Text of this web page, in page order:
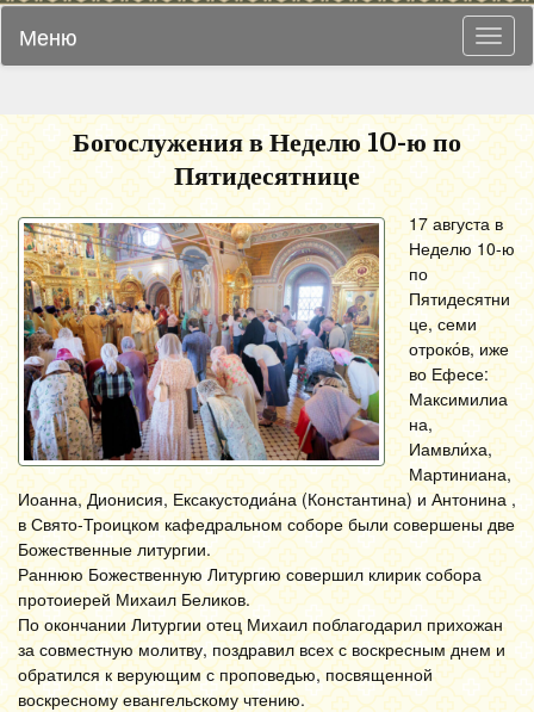
Меню
Богослужения в Неделю 10-ю по
Пятидесятнице
17 августа в
Неделю 10-ю
по
Пятидесятни
це, семи
отроко́в, иже
во Ефесе:
Максимилиа
на,
Иамвли́ха,
Мартиниана,
Иоанна, Дионисия, Ексакустодиа́на (Константина) и Антонина ,
в Свято-Троицком кафедральном соборе были совершены две
Божественные литургии.
Раннюю Божественную Литургию совершил клирик собора
протоиерей Михаил Беликов.
По окончании Литургии отец Михаил поблагодарил прихожан
за совместную молитву, поздравил всех с воскресным днем и
обратился к верующим с проповедью, посвященной
воскресному евангельскому чтению.